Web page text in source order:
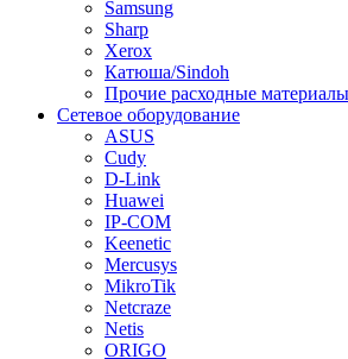
Samsung
Sharp
Xerox
Катюша/Sindoh
Прочие расходные
Сетевое оборудование
ASUS
Cudy
D-Link
Huawei
IP-COM
Keenetic
Mercusys
MikroTik
Netcraze
Netis
ORIGO